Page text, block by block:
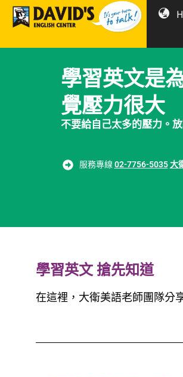
學習英文是
覺壓力很大
不要給自己太多的壓力。放
服務專線 02-7756-5035 大
學習英文 搶先知道
在這裡，大衛美語老師團隊分